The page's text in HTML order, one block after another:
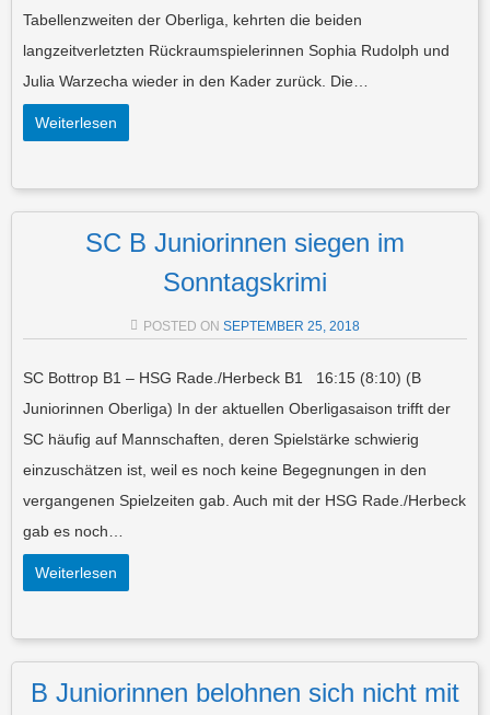
Tabellenzweiten der Oberliga, kehrten die beiden
langzeitverletzten Rückraumspielerinnen Sophia Rudolph und
Julia Warzecha wieder in den Kader zurück. Die…
Weiterlesen
SC B Juniorinnen siegen im
Sonntagskrimi
POSTED ON SEPTEMBER 25, 2018
SC Bottrop B1 – HSG Rade./Herbeck B1 16:15 (8:10) (B
Juniorinnen Oberliga) In der aktuellen Oberligasaison trifft der
SC häufig auf Mannschaften, deren Spielstärke schwierig
einzuschätzen ist, weil es noch keine Begegnungen in den
vergangenen Spielzeiten gab. Auch mit der HSG Rade./Herbeck
gab es noch…
Weiterlesen
B Juniorinnen belohnen sich nicht mit